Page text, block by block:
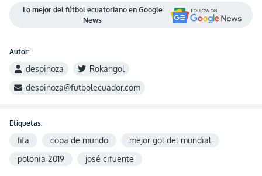
Lo mejor del fútbol ecuatoriano en Google
News
Autor:
despinoza
Rokangol
despinoza@futbolecuador.com
Etiquetas:
fifa copa de mundo
mejor gol del mundial
polonia 2019
josé cifuente